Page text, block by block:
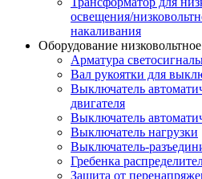
освещения/
накаливания
Оборудование низковольтное
Арматура
Вал рукоятки для
Выключатель
двигателя
Выключатель
Выключатель нагрузки
Выключатель-
Гребенка
Защита от